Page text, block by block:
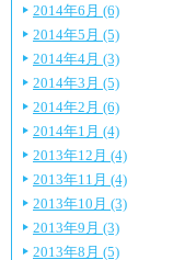
2014年6月 (6)
2014年5月 (5)
2014年4月 (3)
2014年3月 (5)
2014年2月 (6)
2014年1月 (4)
2013年12月 (4)
2013年11月 (4)
2013年10月 (3)
2013年9月 (3)
2013年8月 (5)